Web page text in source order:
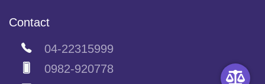
Contact
04-22315999
0982-920778